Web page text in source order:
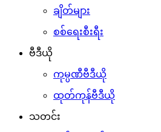
ချိတ်များ
စစ်ရေးစီးရီး
ဗီဒီယို
ကုမ္ပဏီဗီဒီယို
ထုတ်ကုန်ဗီဒီယို
သတင်း